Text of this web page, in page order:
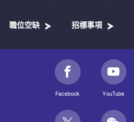
職位空缺 招標事項
Facebook YouTube